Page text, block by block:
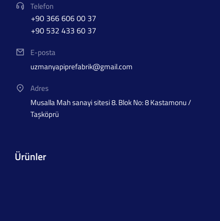
Telefon
+90 366 606 00 37
+90 532 433 60 37
E-posta
uzmanyapiprefabrik@gmail.com
Adres
Musalla Mah sanayi sitesi 8. Blok No: 8 Kastamonu /
Taşköprü
Ürünler